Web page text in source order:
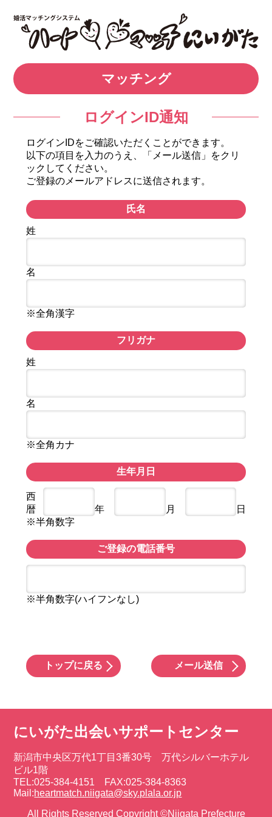
マッチング
ログインID通知
ログインIDをご確認いただくことができます。
以下の項目を入力のうえ、「メール送信」をクリ
ックしてください。
ご登録のメールアドレスに送信されます。
氏名
姓
名
※全角漢字
フリガナ
姓
名
※全角カナ
生年月日
西
暦
年 月
日
※半角数字
ご登録の電話番号
※半角数字(ハイフンなし)
トップに戻る メール送信
にいがた出会いサポートセンター
新潟市中央区万代1丁目3番30号 万代シルバーホテル
ビル1階
TEL:025-384-4151 FAX:025-384-8363
Mail:heartmatch.niigata@sky.plala.or.jp
All Rights Reserved Copyright ©Niigata Prefecture